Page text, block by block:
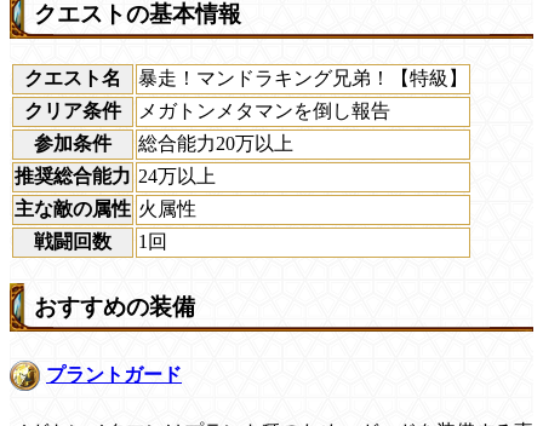
クエストの基本情報
クエスト名
暴走！マンドラキング兄弟！【特級】
クリア条件
メガトンメタマンを倒し報告
参加条件
総合能力20万以上
推奨総合能力 24万以上
主な敵の属性 火属性
戦闘回数
1回
おすすめの装備
プラントガード